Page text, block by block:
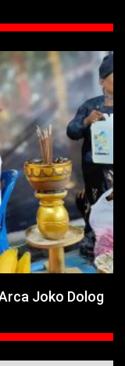
Joko Dolog